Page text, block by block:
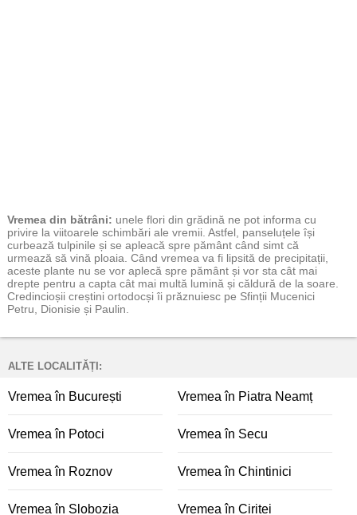
Vremea din bătrâni: unele flori din grădină ne pot informa cu
privire la viitoarele schimbări ale vremii. Astfel, panseluțele își
curbează tulpinile și se apleacă spre pământ când simt că
urmează să vină ploaia. Când vremea va fi lipsită de precipitații,
aceste plante nu se vor aplecă spre pământ și vor sta cât mai
drepte pentru a capta cât mai multă lumină și căldură de la soare.
Credincioșii creștini ortodocși îi prăznuiesc pe Sfinții Mucenici
Petru, Dionisie și Paulin.
ALTE LOCALITĂȚI:
Vremea în București Vremea în Piatra Neamț
Vremea în Potoci Vremea în Secu
Vremea în Roznov Vremea în Chintinici
Vremea în Slobozia Vremea în Ciritei